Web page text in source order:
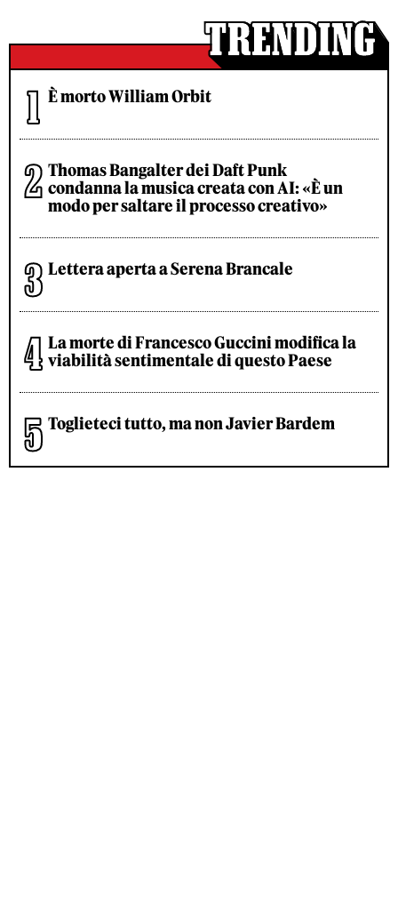
È morto William Orbit
Thomas Bangalter dei Daft Punk
condanna la musica creata con AI: «È un
modo per saltare il processo creativo»
Lettera aperta a Serena Brancale
La morte di Francesco Guccini modifica la
viabilità sentimentale di questo Paese
Toglieteci tutto, ma non Javier Bardem